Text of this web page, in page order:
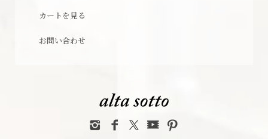
カートを見る
お問い合わせ